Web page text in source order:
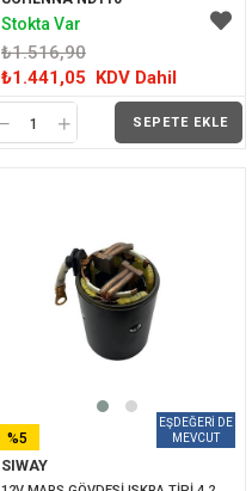
₺1.516,90
₺1.441,05 KDV Dahil
SEPETE EKLE
Stokta Var
SIWAY
%5
İNDIRIM